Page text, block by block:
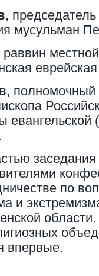
,
мусульман
раввин
, полномочный
евангельской
по
и
впервые.